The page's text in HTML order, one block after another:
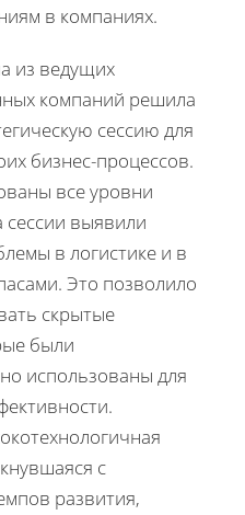
в компаниях.
из ведущих
компаний решила
сессию для
бизнес-процессов.
все уровни
выявили
в логистике и в
Это позволило
скрытые
были
использованы для
с
развития,